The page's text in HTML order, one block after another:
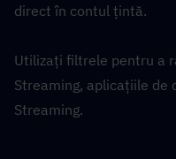
direct în contul țintă.
Utilizați filtrele pentru a
Streaming, aplicațiile de
Streaming.